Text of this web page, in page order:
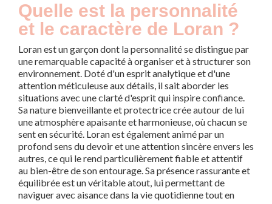
Quelle est la personnalité
et le caractère de Loran ?
Loran est un garçon dont la personnalité se distingue par
une remarquable capacité à organiser et à structurer son
environnement. Doté d'un esprit analytique et d'une
attention méticuleuse aux détails, il sait aborder les
situations avec une clarté d'esprit qui inspire confiance.
Sa nature bienveillante et protectrice crée autour de lui
une atmosphère apaisante et harmonieuse, où chacun se
sent en sécurité. Loran est également animé par un
profond sens du devoir et une attention sincère envers les
autres, ce qui le rend particulièrement fiable et attentif
au bien-être de son entourage. Sa présence rassurante et
équilibrée est un véritable atout, lui permettant de
naviguer avec aisance dans la vie quotidienne tout en